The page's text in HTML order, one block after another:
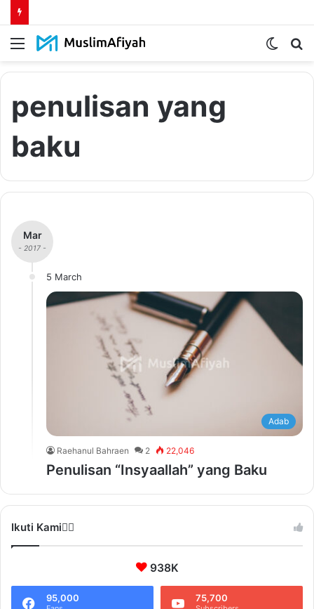
Menu
Switch
penulisan yang
baku
Mar
- 2017 -
5 March
Adab
Raehanul Bahraen 2 22,046
Penulisan “Insyaallah” yang Baku
Ikuti Kami❤️‍🔥
938K
95,000 75,700